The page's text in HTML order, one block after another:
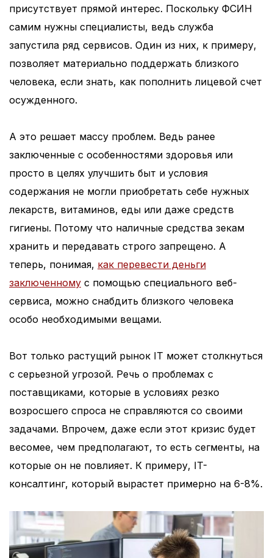
присутствует прямой интерес. Поскольку ФСИН
самим нужны специалисты, ведь служба
запустила ряд сервисов. Один из них, к примеру,
позволяет материально поддержать близкого
человека, если знать, как пополнить лицевой счет
осужденного.
А это решает массу проблем. Ведь ранее
заключенные с особенностями здоровья или
просто в целях улучшить быт и условия
содержания не могли приобретать себе нужных
лекарств, витаминов, еды или даже средств
гигиены. Потому что наличные средства зекам
хранить и передавать строго запрещено. А
теперь, понимая, как перевести деньги
заключенному с помощью специального веб-
сервиса, можно снабдить близкого человека
особо необходимыми вещами.
Вот только растущий рынок IT может столкнуться
с серьезной угрозой. Речь о проблемах с
поставщиками, которые в условиях резко
возросшего спроса не справляются со своими
задачами. Впрочем, даже если этот кризис будет
весомее, чем предполагают, то есть сегменты, на
которые он не повлияет. К примеру, IT-
консалтинг, который вырастет примерно на 6-8%.